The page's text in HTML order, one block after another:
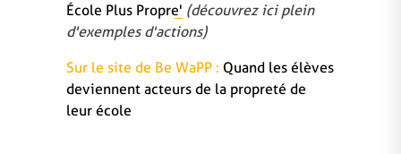
École Plus Propre' (découvrez ici plein
d'exemples d'actions)
Sur le site de Be WaPP : Quand les élèves
deviennent acteurs de la propreté de
leur école